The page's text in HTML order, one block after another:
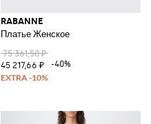
RABANNE
Платье Женское
75 361,50 ₽
45 217,66 ₽
-40%